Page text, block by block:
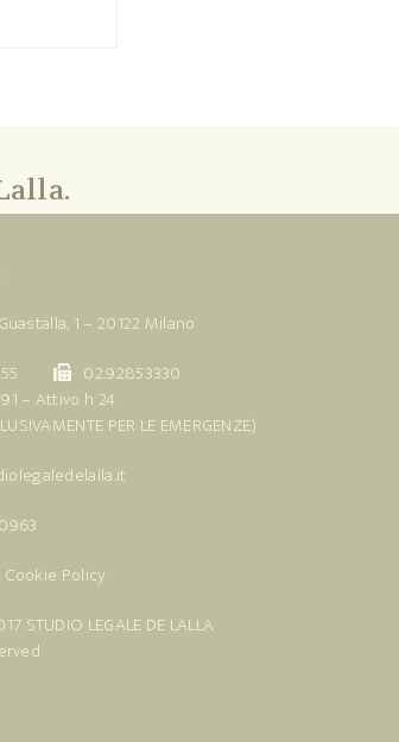
1 – 20122 Milano
02.92853330
– Attivo h 24
PER LE EMERGENZE)
Cookie Policy
STUDIO LEGALE DE LALLA